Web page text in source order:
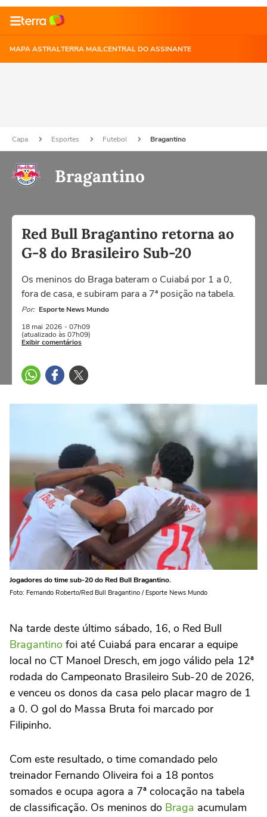
MAPA ASTRALTERRA MAILCENTRAL DO ASSINANTE
Capa Esportes Futebol Bragantino
Bragantino
Red Bull Bragantino retorna ao
G-8 do Brasileiro Sub-20
Os meninos do Braga bateram o Cuiabá por 1 a 0,
fora de casa, e subiram para a 7ª posição na tabela.
Por: Esporte News Mundo
18 mai 2026 - 07h09
(atualizado às 07h09)
Exibir comentários
Jogadores do time sub-20 do Red Bull Bragantino.
Foto: Fernando Roberto/Red Bull Bragantino / Esporte News Mundo
Na tarde deste último sábado, 16, o Red Bull
Bragantino foi até Cuiabá para encarar a equipe
local no CT Manoel Dresch, em jogo válido pela 12ª
rodada do Campeonato Brasileiro Sub-20 de 2026,
e venceu os donos da casa pelo placar magro de 1
a 0. O gol do Massa Bruta foi marcado por
Filipinho.
Com este resultado, o time comandado pelo
treinador Fernando Oliveira foi a 18 pontos
somados e ocupa agora a 7ª colocação na tabela
de classificação. Os meninos do Braga acumulam